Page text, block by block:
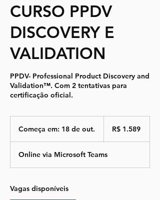
CURSO PPDV
DISCOVERY E
VALIDATION
PPDV- Professional Product Discovery and
Validation™. Com 2 tentativas para
certificação oficial.
Começa em: 18 de out.
e
ç
brasileiros
R$ 1.589
Online via Microsoft Teams
Vagas disponíveis